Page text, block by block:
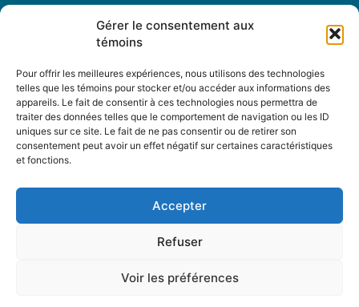
Gérer le consentement aux
témoins
Pour offrir les meilleures expériences, nous utilisons des technologies
telles que les témoins pour stocker et/ou accéder aux informations des
appareils. Le fait de consentir à ces technologies nous permettra de
traiter des données telles que le comportement de navigation ou les ID
uniques sur ce site. Le fait de ne pas consentir ou de retirer son
consentement peut avoir un effet négatif sur certaines caractéristiques
et fonctions.
Accepter
Refuser
Voir les préférences
Nous Suivre
12-3894 rue Sainte-Catherine Est,
SANS-FRAIS : 1-877-256-9009